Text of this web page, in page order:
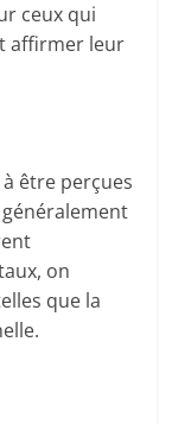
ceux qui
affirmer leur
être perçues
on
que la